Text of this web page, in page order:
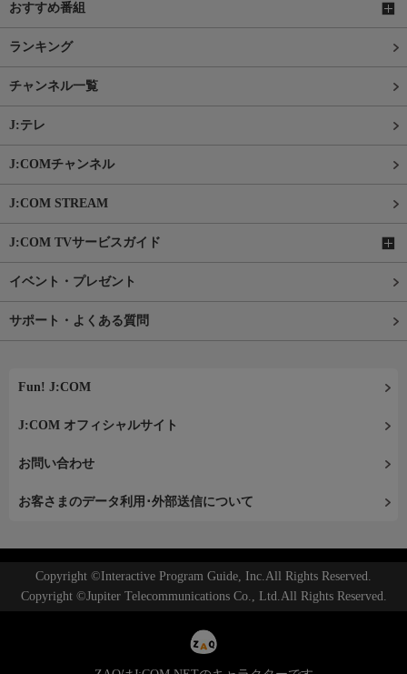
おすすめ番組
ランキング
チャンネル一覧
J:テレ
J:COMチャンネル
J:COM STREAM
J:COM TVサービスガイド
イベント・プレゼント
サポート・よくある質問
Fun! J:COM
J:COM オフィシャルサイト
お問い合わせ
お客さまのデータ利用･外部送信について
Copyright ©Interactive Program Guide, Inc.All Rights Reserved.
Copyright ©Jupiter Telecommunications Co., Ltd.All Rights Reserved.